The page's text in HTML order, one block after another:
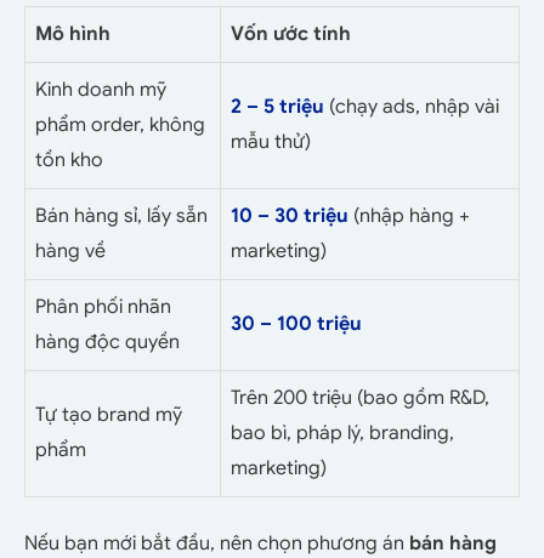
Mô hình Vốn ước tính
Kinh doanh mỹ
phẩm order, không
tồn kho
2 – 5 triệu (chạy ads, nhập vài
mẫu thử)
Bán hàng sỉ, lấy sẵn
hàng về
10 – 30 triệu (nhập hàng +
marketing)
Phân phối nhãn
hàng độc quyền
30 – 100 triệu
Tự tạo brand mỹ
phẩm
Trên 200 triệu (bao gồm R&D,
bao bì, pháp lý, branding,
marketing)
Nếu bạn mới bắt đầu, nên chọn phương án bán hàng